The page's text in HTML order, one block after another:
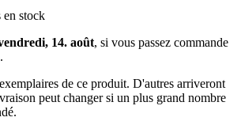
en stock
14. août, si vous passez commande
.
de ce produit. D'autres arriveront
peut changer si un plus grand nombre